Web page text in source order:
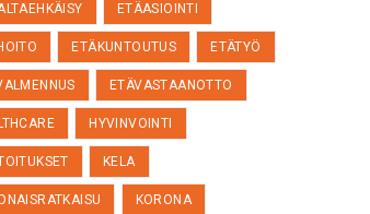
ETÄASIOINTI
ETÄKUNTOUTUS ETÄTYÖ
ETÄVASTAANOTTO
HYVINVOINTI
KELA
KORONA